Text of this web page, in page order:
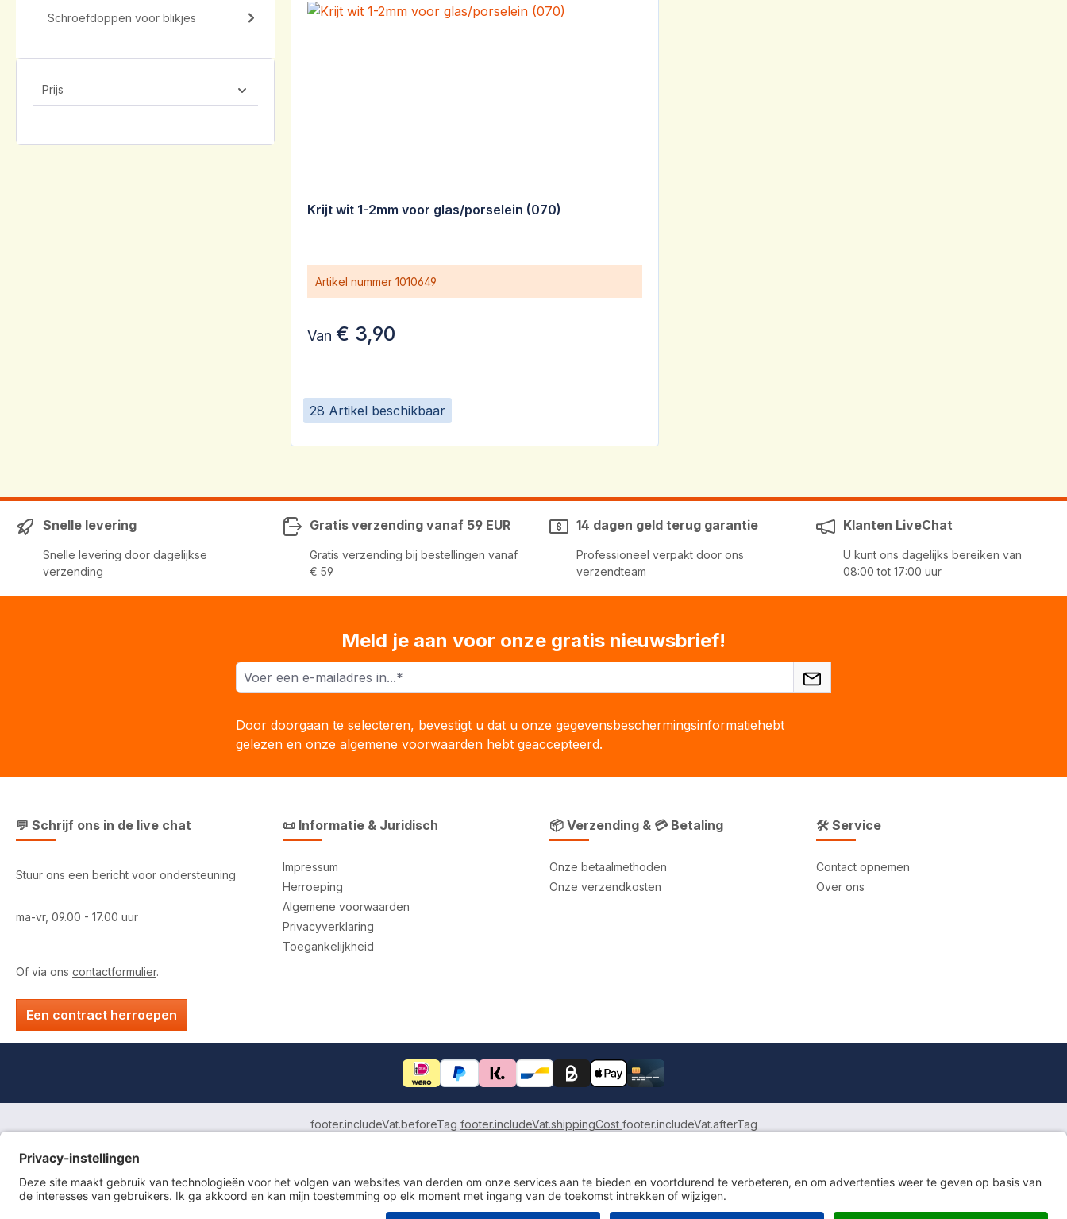
Schroefdoppen voor blikjes
Prijs
28 Artikel beschikbaar
Krijt wit 1-2mm voor glas/porselein (070)
Artikel nummer 1010649
Van € 3,90
Snelle levering
Snelle levering door dagelijkse
verzending
Gratis verzending vanaf 59 EUR
Gratis verzending bij bestellingen vanaf
€ 59
14 dagen geld terug garantie
Professioneel verpakt door ons
verzendteam
Klanten LiveChat
U kunt ons dagelijks bereiken van
08:00 tot 17:00 uur
Meld je aan voor onze gratis nieuwsbrief!
Door doorgaan te selecteren, bevestigt u dat u onze gegevensbeschermingsinformatiehebt
gelezen en onze algemene voorwaarden hebt geaccepteerd.
💬 Schrijf ons in de live chat
Stuur ons een bericht voor ondersteuning
ma-vr, 09.00 - 17.00 uur
Of via ons contactformulier.
Een contract herroepen
📜 Informatie & Juridisch
Impressum
Herroeping
Algemene voorwaarden
Privacyverklaring
Toegankelijkheid
📦 Verzending & 💳 Betaling
Onze betaalmethoden
Onze verzendkosten
🛠 Service
Contact opnemen
Over ons
footer.includeVat.beforeTag footer.includeVat.shippingCost footer.includeVat.afterTag
Impressum Herroeping Algemene voorwaarden Privacyverklaring Toegankelijkheid